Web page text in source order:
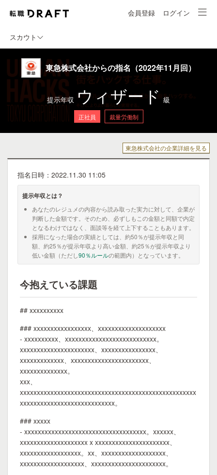
会員登録 ログイン
スカウト
東急株式会社からの指名（2022年11月回）
提示年収 ウィザード 級
正社員 裁量労働制
東急株式会社の企業詳細を見る
指名日時：2022.11.30 11:05
提示年収とは？
あなたのレジュメの内容から読み取った実力に対して、企業が
判断した金額です。そのため、必ずしもこの金額と同額で内定
となるわけではなく、面談等を経て上下することもあります。
採用になった場合の実績としては、約50％が提示年収と同
額、約25％が提示年収より高い金額、約25％が提示年収より
低い金額（ただし90％ルールの範囲内）となっています。
今抱えている課題
## xxxxxxxxxx
### xxxxxxxxxxxxxxxxx、xxxxxxxxxxxxxxxxxxxx
- xxxxxxxxxx、xxxxxxxxxxxxxxxxxxxxxxxxxxx。
xxxxxxxxxxxxxxxxxxxxxx、xxxxxxxxxxxxxxxx、
xxxxxxxxxxxxx、xxxxxxxxxxxxxxxxxxxxxxx、
xxxxxxxxxxxxxx。
xxx、
xxxxxxxxxxxxxxxxxxxxxxxxxxxxxxxxxxxxxxxxxxxxxxxxxxxx
xxxxxxxxxxxxxxxxxxxxxxxxxxxx。
### xxxxx
- xxxxxxxxxxxxxxxxxxxxxxxxxxxxxxxxxxxx。xxxxxx、
xxxxxxxxxxxxxxxxxxxx x xxxxxxxxxxxxxxxxxxxxxx、
xxxxxxxxxxxxxxxxxx。xx、xxxxxxxxxxxxxxxxxxx、
xxxxxxxxxxxxxxxxxxx、xxxxxxxxxxxxxxxxxxxxxx。